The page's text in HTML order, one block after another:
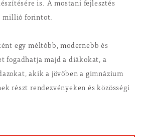
is. A mostani fejlesztés
millió forintot.
egy méltóbb, modernebb és
fogadhatja majd a diákokat, a
akik a jövőben a gimnázium
részt rendezvényeken és közösségi